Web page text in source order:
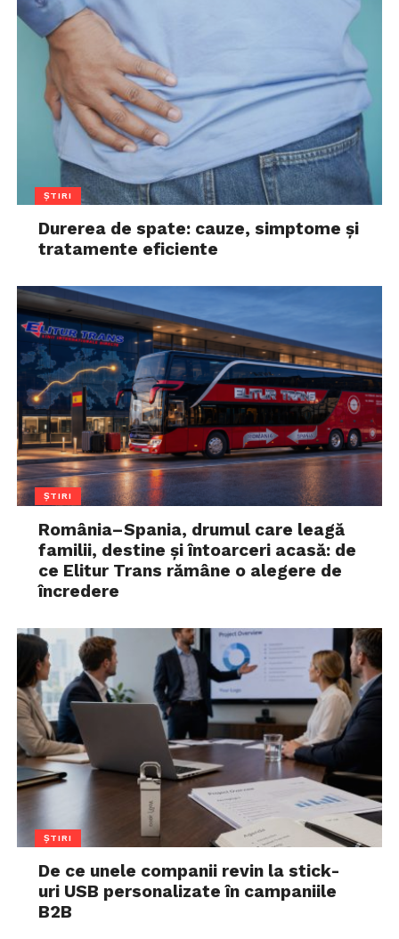
ȘTIRI
Durerea de spate: cauze, simptome și
tratamente eficiente
ȘTIRI
România–Spania, drumul care leagă
familii, destine și întoarceri acasă: de
ce Elitur Trans rămâne o alegere de
încredere
ȘTIRI
De ce unele companii revin la stick-
uri USB personalizate în campaniile
B2B